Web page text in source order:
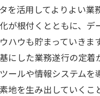
を活用してよりよい業
が根付くとともに、デ
ハウも貯まっていきま
にした業務遂行の定着
ールや情報システムを
地を生み出していくこ